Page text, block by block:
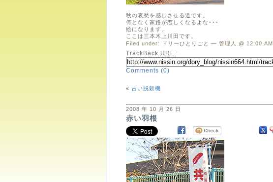
秋の哀愁を感じさせる道です。
何となく家路が恋しくなるよな･･･
絵になります。
ここは三本木上川田です。
Filed under:
ドリーひとりごと — 管理人 @ 12:00 AM
TrackBack URL :
Comments (0)
« 古い脱穀機
2008 年 10 月 26 日
赤い羽根